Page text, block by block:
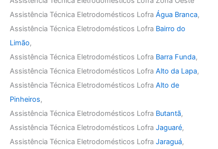
Assistência Técnica Eletrodomésticos Lofra Água Branca,
Assistência Técnica Eletrodomésticos Lofra Bairro do
Limão,
Assistência Técnica Eletrodomésticos Lofra Barra Funda,
Assistência Técnica Eletrodomésticos Lofra Alto da Lapa,
Assistência Técnica Eletrodomésticos Lofra Alto de
Pinheiros,
Assistência Técnica Eletrodomésticos Lofra Butantã,
Assistência Técnica Eletrodomésticos Lofra Jaguaré,
Assistência Técnica Eletrodomésticos Lofra Jaraguá,